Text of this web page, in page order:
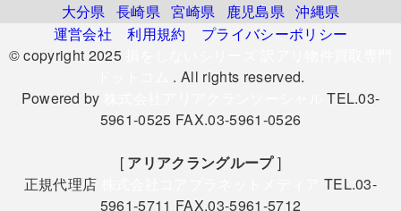
大分県 長崎県 宮崎県 鹿児島県 沖縄県
運営会社
利用規約
プライバシーポリシー
© copyright 2025
. All rights reserved.
Powered by
TEL.03-
5961-0525 FAX.03-5961-0526
[ アリアクラングループ]
正規代理店
TEL.03-
5961-5711 FAX.03-5961-5712